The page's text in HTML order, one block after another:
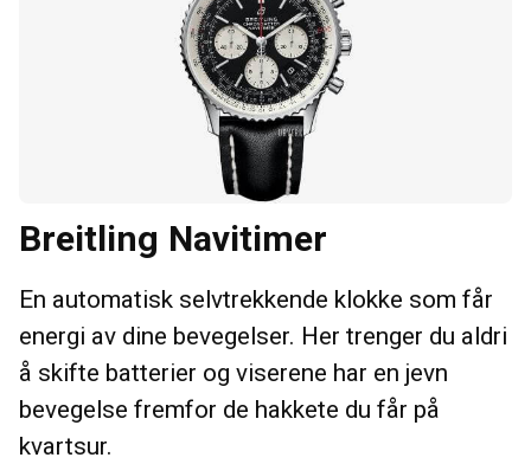
Breitling Navitimer
En automatisk selvtrekkende klokke som får
energi av dine bevegelser. Her trenger du aldri
å skifte batterier og viserene har en jevn
bevegelse fremfor de hakkete du får på
kvartsur.